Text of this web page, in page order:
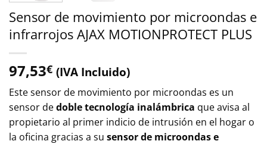
Sensor de movimiento por microondas e
infrarrojos AJAX MOTIONPROTECT PLUS
97,53€ (IVA Incluido)
Este sensor de movimiento por microondas es un
sensor dedoble tecnología inalámbrica que avisa al
propietario al primer indicio de intrusión en el hogar o
la oficina gracias a su sensor de microondas e